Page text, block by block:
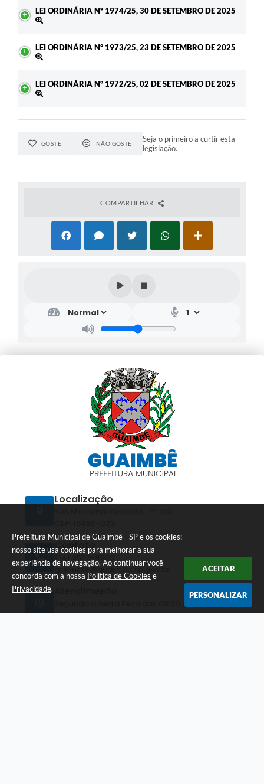
Prefeitura Municipal de Guaimbê - SP e os cookies:
nosso site usa cookies para melhorar a sua
experiência de navegação. Ao continuar você
concorda com a nossa Política de Cookies e
Privacidade.
ACEITAR
PERSONALIZAR
LEI ORDINÁRIA Nº 1974/25, 30 DE SETEMBRO DE 2025
LEI ORDINÁRIA Nº 1973/25, 23 DE SETEMBRO DE 2025
LEI ORDINÁRIA Nº 1972/25, 02 DE SETEMBRO DE 2025
GOSTEI NÃO GOSTEI
Seja o primeiro a curtir esta
legislação.
COMPARTILHAR
Localização
Contato
(14) 3553-9700
gabinete@guaimbe.sp.gov.br
Segunda a Sexta Feira das 08:30 as 11:00 e das
13:00 as 17:00 horas